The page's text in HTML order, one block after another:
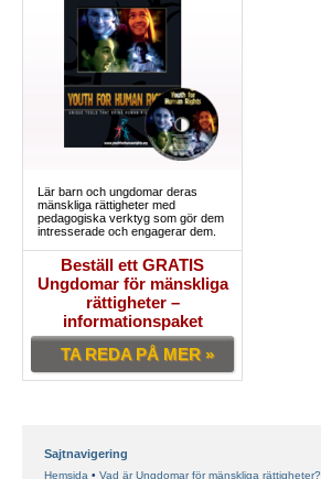
Lär barn och ungdomar deras
mänskliga rättigheter med
pedagogiska verktyg som gör dem
intresserade och engagerar dem.
Beställ ett GRATIS
Ungdomar för mänskliga
rättigheter –
informationspaket
TA REDA PÅ MER »
Sajtnavigering
Hemsida Vad är Ungdomar för mänskliga rättigheter?